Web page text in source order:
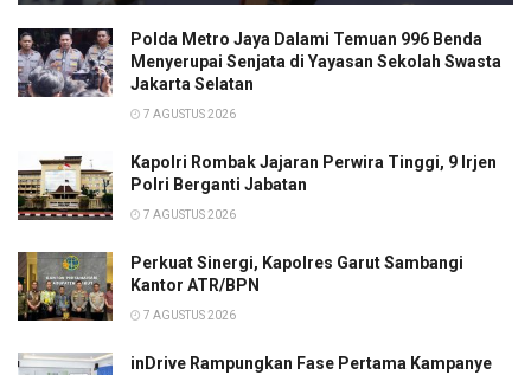
Polda Metro Jaya Dalami Temuan 996 Benda
Menyerupai Senjata di Yayasan Sekolah Swasta
Jakarta Selatan
7 AGUSTUS 2026
Kapolri Rombak Jajaran Perwira Tinggi, 9 Irjen
Polri Berganti Jabatan
7 AGUSTUS 2026
Perkuat Sinergi, Kapolres Garut Sambangi
Kantor ATR/BPN
7 AGUSTUS 2026
inDrive Rampungkan Fase Pertama Kampanye